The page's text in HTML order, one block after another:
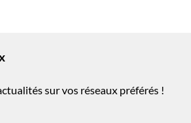
sur vos réseaux préférés !